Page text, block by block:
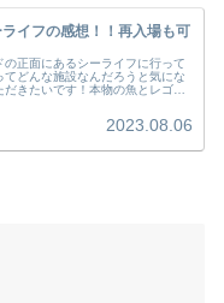
ライフの感想！！再入場も可
正面にあるシーライフに行って
てどんな施設なんだろうと気にな
きたいです！本物の魚とレゴの
2023.08.06